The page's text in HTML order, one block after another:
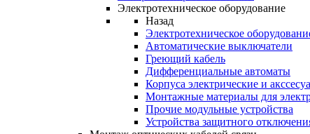
Электротехническое оборудование
Назад
Электротехническое
Автоматические выключатели
Греющий кабель
Дифференциальные автоматы
Корпуса электрические и
Монтажные материалы для
Прочие модульные устройства
Устройства защитного